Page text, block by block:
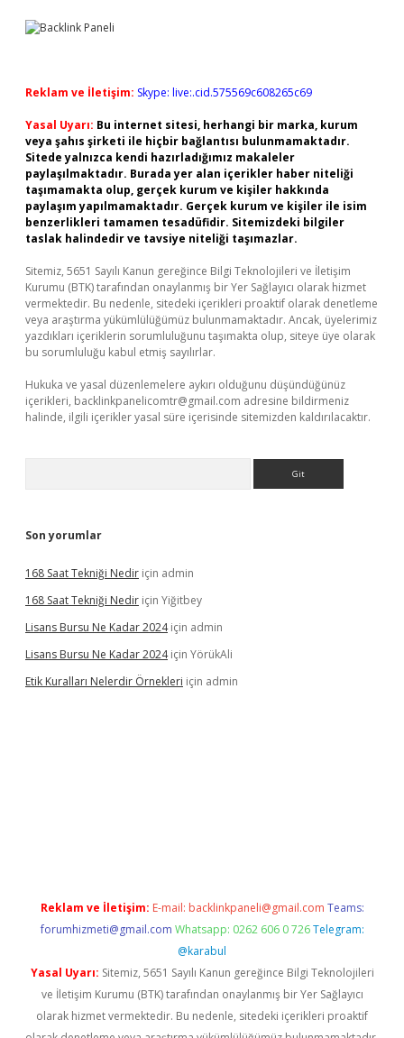
Reklam ve İletişim: Skype: live:.cid.575569c608265c69
Yasal Uyarı: Bu internet sitesi, herhangi bir marka, kurum
veya şahıs şirketi ile hiçbir bağlantısı bulunmamaktadır.
Sitede yalnızca kendi hazırladığımız makaleler
paylaşılmaktadır. Burada yer alan içerikler haber niteliği
taşımamakta olup, gerçek kurum ve kişiler hakkında
paylaşım yapılmamaktadır. Gerçek kurum ve kişiler ile isim
benzerlikleri tamamen tesadüfidir. Sitemizdeki bilgiler
taslak halindedir ve tavsiye niteliği taşımazlar.
Sitemiz, 5651 Sayılı Kanun gereğince Bilgi Teknolojileri ve İletişim
Kurumu (BTK) tarafından onaylanmış bir Yer Sağlayıcı olarak hizmet
vermektedir. Bu nedenle, sitedeki içerikleri proaktif olarak denetleme
veya araştırma yükümlülüğümüz bulunmamaktadır. Ancak, üyelerimiz
yazdıkları içeriklerin sorumluluğunu taşımakta olup, siteye üye olarak
bu sorumluluğu kabul etmiş sayılırlar.
Hukuka ve yasal düzenlemelere aykırı olduğunu düşündüğünüz
içerikleri, backlinkpanelicomtr@gmail.com adresine bildirmeniz
halinde, ilgili içerikler yasal süre içerisinde sitemizden kaldırılacaktır.
Son yorumlar
168 Saat Tekniği Nedir için admin
168 Saat Tekniği Nedir için Yiğitbey
Lisans Bursu Ne Kadar 2024için admin
Lisans Bursu Ne Kadar 2024için YörükAli
Etik Kuralları Nelerdir Örnekleri için admin
Reklam ve İletişim: E-mail: backlinkpaneli@gmail.com Teams:
forumhizmeti@gmail.com Whatsapp: 0262 606 0 726 Telegram:
@karabul
Yasal Uyarı: Sitemiz, 5651 Sayılı Kanun gereğince Bilgi Teknolojileri
ve İletişim Kurumu (BTK) tarafından onaylanmış bir Yer Sağlayıcı
olarak hizmet vermektedir. Bu nedenle, sitedeki içerikleri proaktif